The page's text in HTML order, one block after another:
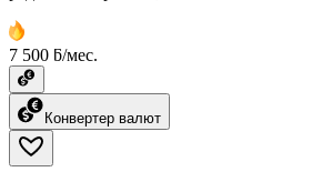
7 500 ƃ/мес.
Конвертер валют